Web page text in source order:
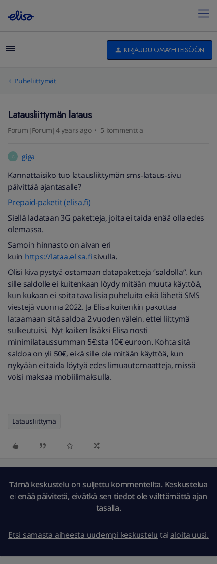
KIRJAUDU OMAYHTEISÖÖN
Puheliittymät
Latausliittymän lataus
Forum|Forum|4 years ago 5 kommenttia
G giga
Kannattaisiko tuo latausliittymän sms-lataus-sivu
päivittää ajantasalle?
Prepaid-paketit (elisa.fi)
Siellä ladataan 3G paketteja, joita ei taida enää olla edes
olemassa.
Samoin hinnasto on aivan eri
kuin https://lataa.elisa.fi sivulla.
Olisi kiva pystyä ostamaan datapaketteja “saldolla”, kun
sille saldolle ei kuitenkaan löydy mitään muuta käyttöä,
kun kukaan ei soita tavallisia puheluita eikä lähetä SMS
viestejä vuonna 2022. Ja Elisa kuitenkin pakottaa
lataamaan sitä saldoa 2 vuoden välein, ettei liittymä
sulkeutuisi. Nyt kaiken lisäksi Elisa nosti
minimilataussumman 5€:sta 10€ euroon. Kohta sitä
saldoa on yli 50€, eikä sille ole mitään käyttöä, kun
nykyään ei taida löytyä edes limuautomaatteja, missä
voisi maksaa mobiilimaksulla.
Latausliittymä
Tämä keskustelu on suljettu kommenteilta. Keskustelua
ei enää päivitetä, eivätkä sen tiedot ole välttämättä ajan
tasalla.
Etsi samasta aiheesta uudempi keskustelu tai aloita uusi.